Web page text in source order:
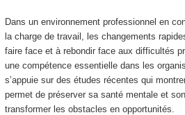
Dans un environnement professionnel en
la charge de travail, les changements
faire face et à rebondir face aux difficultés
une compétence essentielle dans les
s’appuie sur des études récentes qui
permet de préserver sa santé mentale et
transformer les obstacles en opportunités.